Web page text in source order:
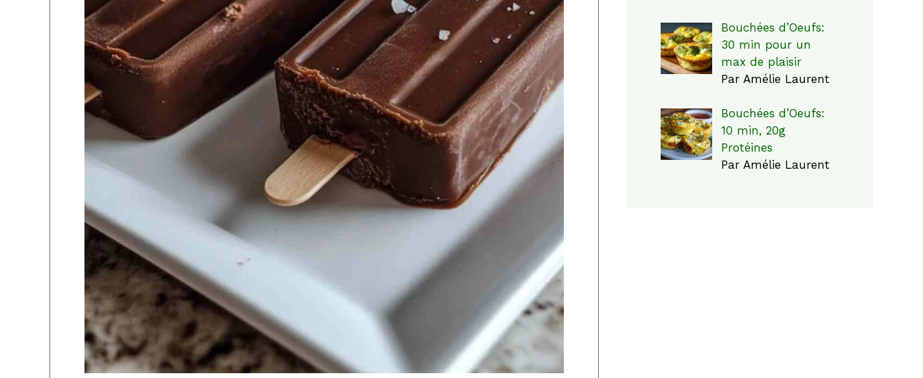
Bouchées d’Oeufs:
30 min pour un
max de plaisir
Par Amélie Laurent
Bouchées d’Oeufs:
10 min, 20g
Protéines
Par Amélie Laurent